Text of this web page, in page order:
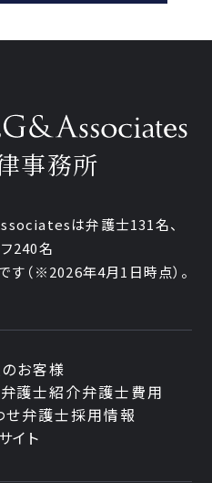
事務所
は弁護士131名、
240名
す （※2026年4月1日時点）。
お客様
弁護士紹介弁護士費用
せ弁護士採用情報
イト